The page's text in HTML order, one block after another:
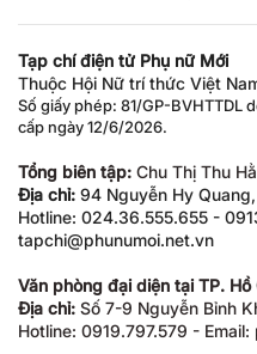
Tạp chí điện tử Phụ nữ Mới
Thuộc Hội Nữ trí thức Việt
Số giấy phép: 81/GP-BVHTTDL
cấp ngày 12/6/2026.
Tổng biên tập: Chu Thị Thu
Địa chỉ: 94 Nguyễn Hy
Hotline: 024.36.555.655 -
tapchi@phunumoi.net.vn
Văn phòng đại diện tại TP. Hồ
Địa chỉ: Số 7-9 Nguyễn Bỉnh
Hotline: 0919.797.579 -